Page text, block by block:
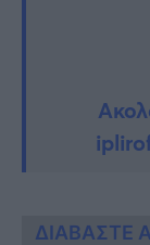
ΔΙΑΒΑΣΤΕ